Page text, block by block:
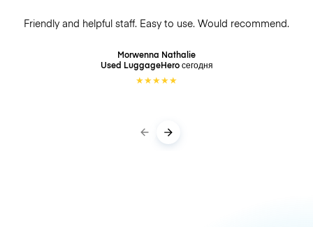
Friendly and helpful staff. Easy to use. Would recommend.
Morwenna Nathalie
Used LuggageHeroсегодня
★★★★★